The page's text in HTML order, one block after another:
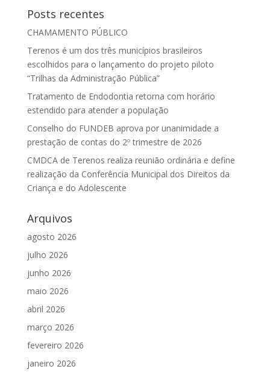
Posts recentes
CHAMAMENTO PÚBLICO
Terenos é um dos três municípios brasileiros
escolhidos para o lançamento do projeto piloto
“Trilhas da Administração Pública”
Tratamento de Endodontia retorna com horário
estendido para atender a população
Conselho do FUNDEB aprova por unanimidade a
prestação de contas do 2º trimestre de 2026
CMDCA de Terenos realiza reunião ordinária e define
realização da Conferência Municipal dos Direitos da
Criança e do Adolescente
Arquivos
agosto 2026
julho 2026
junho 2026
maio 2026
abril 2026
março 2026
fevereiro 2026
janeiro 2026